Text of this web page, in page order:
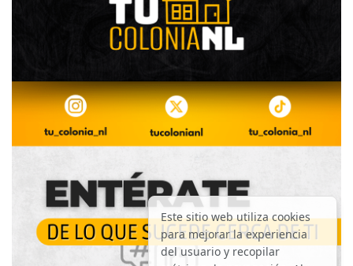
Este sitio web utiliza cookies
para mejorar la experiencia
del usuario y recopilar